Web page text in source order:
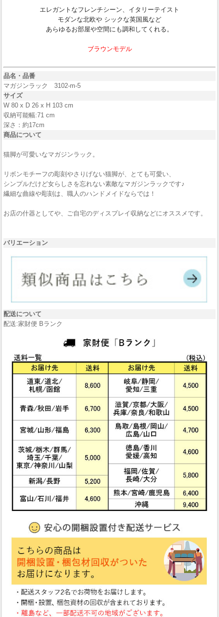
エレガントなフレンチシーン、イタリーテイスト
モダンな北欧や シックな英国風など
あらゆるお部屋や空間にも調和してくれる。
ブラウンモデル
品名・品番
マガジンラック 3102-m-5
サイズ
W 80 x D 26 x H 103 cm
収納可能幅:71 cm
深さ：約17cm
商品について
猫脚が可愛いなマガジンラック。
リボンモチーフの彫刻やさりげない猫脚が、とても可愛い、
シンプルだけど女らしさを忘れない素敵なマガジンラックです♪
繊細な曲線や彫刻は、職人のハンドメイドならでは！
お店の什器としてや、ご自宅のディスプレイ収納などにオススメです。
バリエーション
配送について
配送:家財便 Bランク